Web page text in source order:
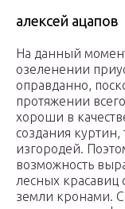
алексей ацапов
На данный
озеленении
оправданно,
протяжении
хороши в
создания
изгородей.
возможность
лесных
земли кронами.